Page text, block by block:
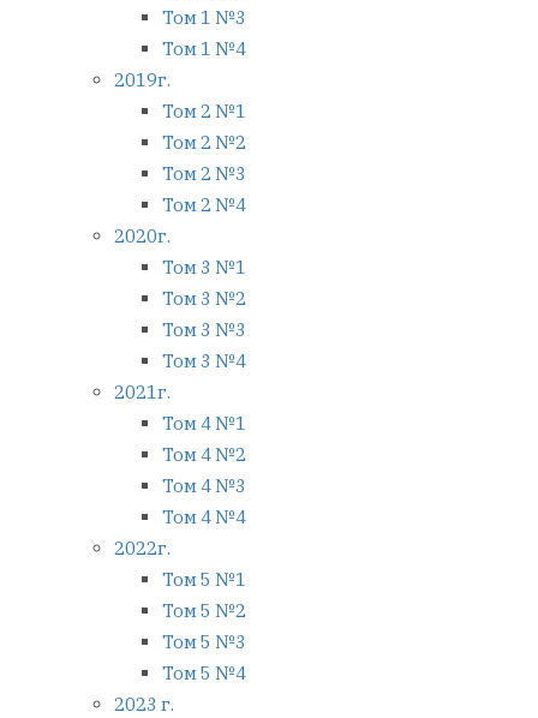
Том 1 №3
Том 1 №4
2019г.
Том 2 №1
Том 2 №2
Том 2 №3
Том 2 №4
2020г.
Том 3 №1
Том 3 №2
Том 3 №3
Том 3 №4
2021г.
Том 4 №1
Том 4 №2
Том 4 №3
Том 4 №4
2022г.
Том 5 №1
Том 5 №2
Том 5 №3
Том 5 №4
2023 г.